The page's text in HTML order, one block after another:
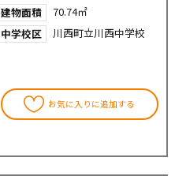
建物面積
70.74㎡
中学校区
川西町立川西中学校
お気に入りに追加する